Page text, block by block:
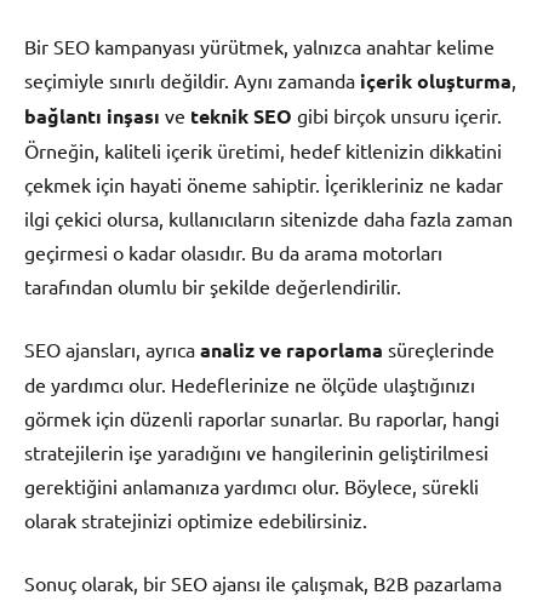
Bir SEO kampanyası yürütmek, yalnızca anahtar kelime
seçimiyle sınırlı değildir. Aynı zamanda içerik oluşturma,
bağlantı inşası ve teknik SEO gibi birçok unsuru içerir.
Örneğin, kaliteli içerik üretimi, hedef kitlenizin dikkatini
çekmek için hayati öneme sahiptir. İçerikleriniz ne kadar
ilgi çekici olursa, kullanıcıların sitenizde daha fazla zaman
geçirmesi o kadar olasıdır. Bu da arama motorları
tarafından olumlu bir şekilde değerlendirilir.
SEO ajansları, ayrıca analiz ve raporlama süreçlerinde
de yardımcı olur. Hedeflerinize ne ölçüde ulaştığınızı
görmek için düzenli raporlar sunarlar. Bu raporlar, hangi
stratejilerin işe yaradığını ve hangilerinin geliştirilmesi
gerektiğini anlamanıza yardımcı olur. Böylece, sürekli
olarak stratejinizi optimize edebilirsiniz.
Sonuç olarak, bir SEO ajansı ile çalışmak, B2B pazarlama